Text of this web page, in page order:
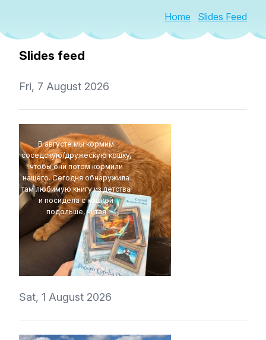
Home Slides Feed
Slides feed
Fri, 7 August 2026
В августе мы кормим
соседскую/дружескую кошку,
чтобы они потом кормили
нашего. Сегодня обнаружила
там любимую книгу из детства
и посидела с кошкой
подольше, читая
Sat, 1 August 2026